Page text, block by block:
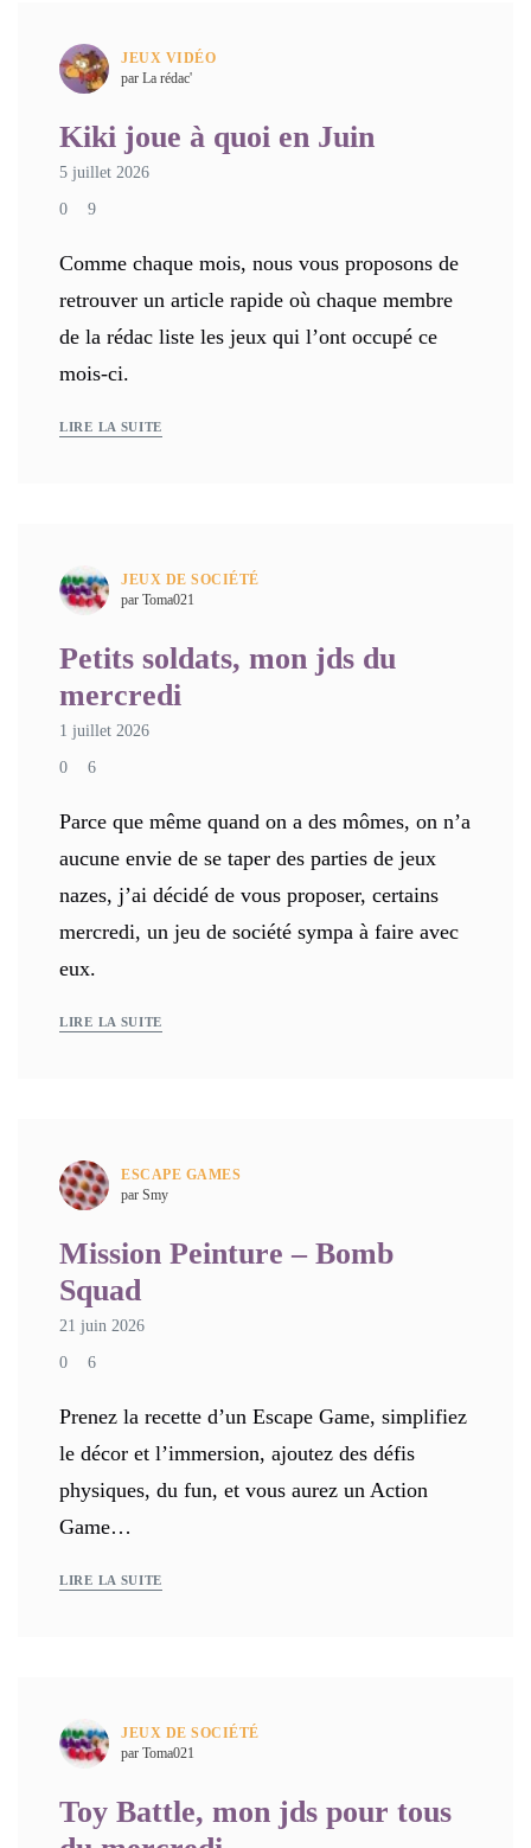
JEUX VIDÉO
par La rédac'
Kiki joue à quoi en Juin
5 juillet 2026
0 9
Comme chaque mois, nous vous proposons de
retrouver un article rapide où chaque membre
de la rédac liste les jeux qui l’ont occupé ce
mois-ci.
LIRE LA SUITE
JEUX DE SOCIÉTÉ
par Toma021
Petits soldats, mon jds du
mercredi
1 juillet 2026
0 6
Parce que même quand on a des mômes, on n’a
aucune envie de se taper des parties de jeux
nazes, j’ai décidé de vous proposer, certains
mercredi, un jeu de société sympa à faire avec
eux.
LIRE LA SUITE
ESCAPE GAMES
par Smy
Mission Peinture – Bomb
Squad
21 juin 2026
0 6
Prenez la recette d’un Escape Game, simplifiez
le décor et l’immersion, ajoutez des défis
physiques, du fun, et vous aurez un Action
Game…
LIRE LA SUITE
JEUX DE SOCIÉTÉ
par Toma021
Toy Battle, mon jds pour tous